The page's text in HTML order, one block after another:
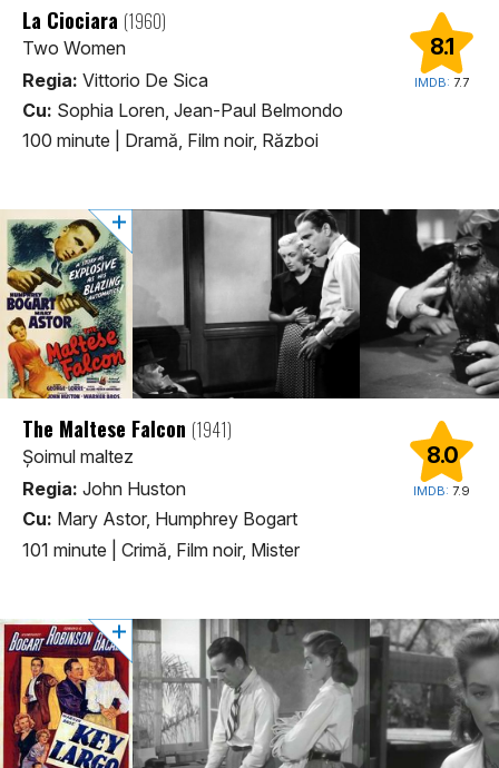
8.1
IMDB: 7.7
La Ciociara (1960)
Two Women
Regia: Vittorio De Sica
Cu: Sophia Loren, Jean-Paul Belmondo
100 minute
Dramă, Film noir, Război
8.0
IMDB: 7.9
The Maltese Falcon (1941)
Șoimul maltez
Regia: John Huston
Cu: Mary Astor, Humphrey Bogart
101 minute
Crimă, Film noir, Mister